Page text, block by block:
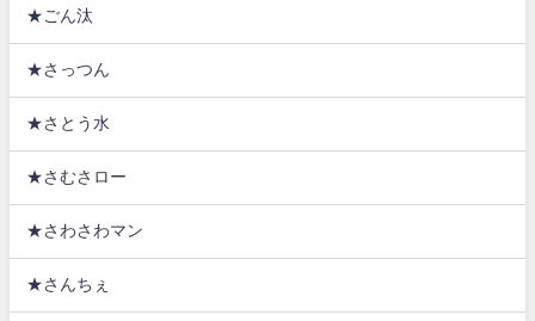
★ごん汰
★さっつん
★さとう水
★さむさロー
★さわさわマン
★さんちぇ